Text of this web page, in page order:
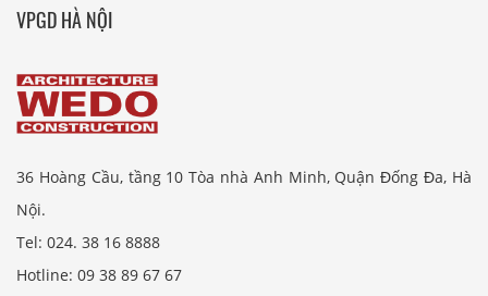
VPGD HÀ NỘI
36 Hoàng Cầu, tầng 10 Tòa nhà Anh Minh, Quận Đống Đa, Hà
Nội.
Tel: 024. 38 16 8888
Hotline: 09 38 89 67 67